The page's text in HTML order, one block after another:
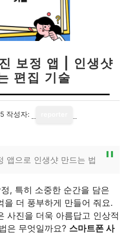
보정 앱 | 인생샷
편집 기술
작성자:
앱으로 인생샷 만드는 법
, 특히 소중한 순간을 담은
을 더 풍부하게 만들어 줘요.
사진을 더욱 아름답고 인상적
은 무엇일까요? 스마트폰 사